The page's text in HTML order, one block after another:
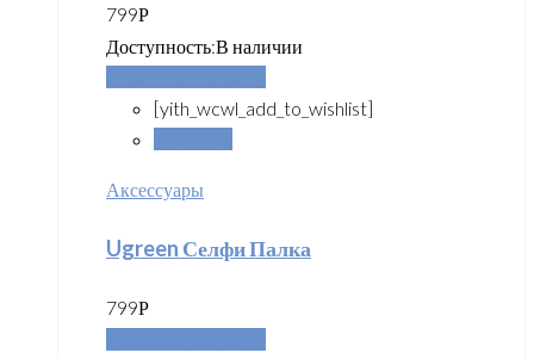
799Р
Доступность:В наличии
[yith_wcwl_add_to_wishlist]
Аксессуары
Ugreen Селфи Палка
799Р